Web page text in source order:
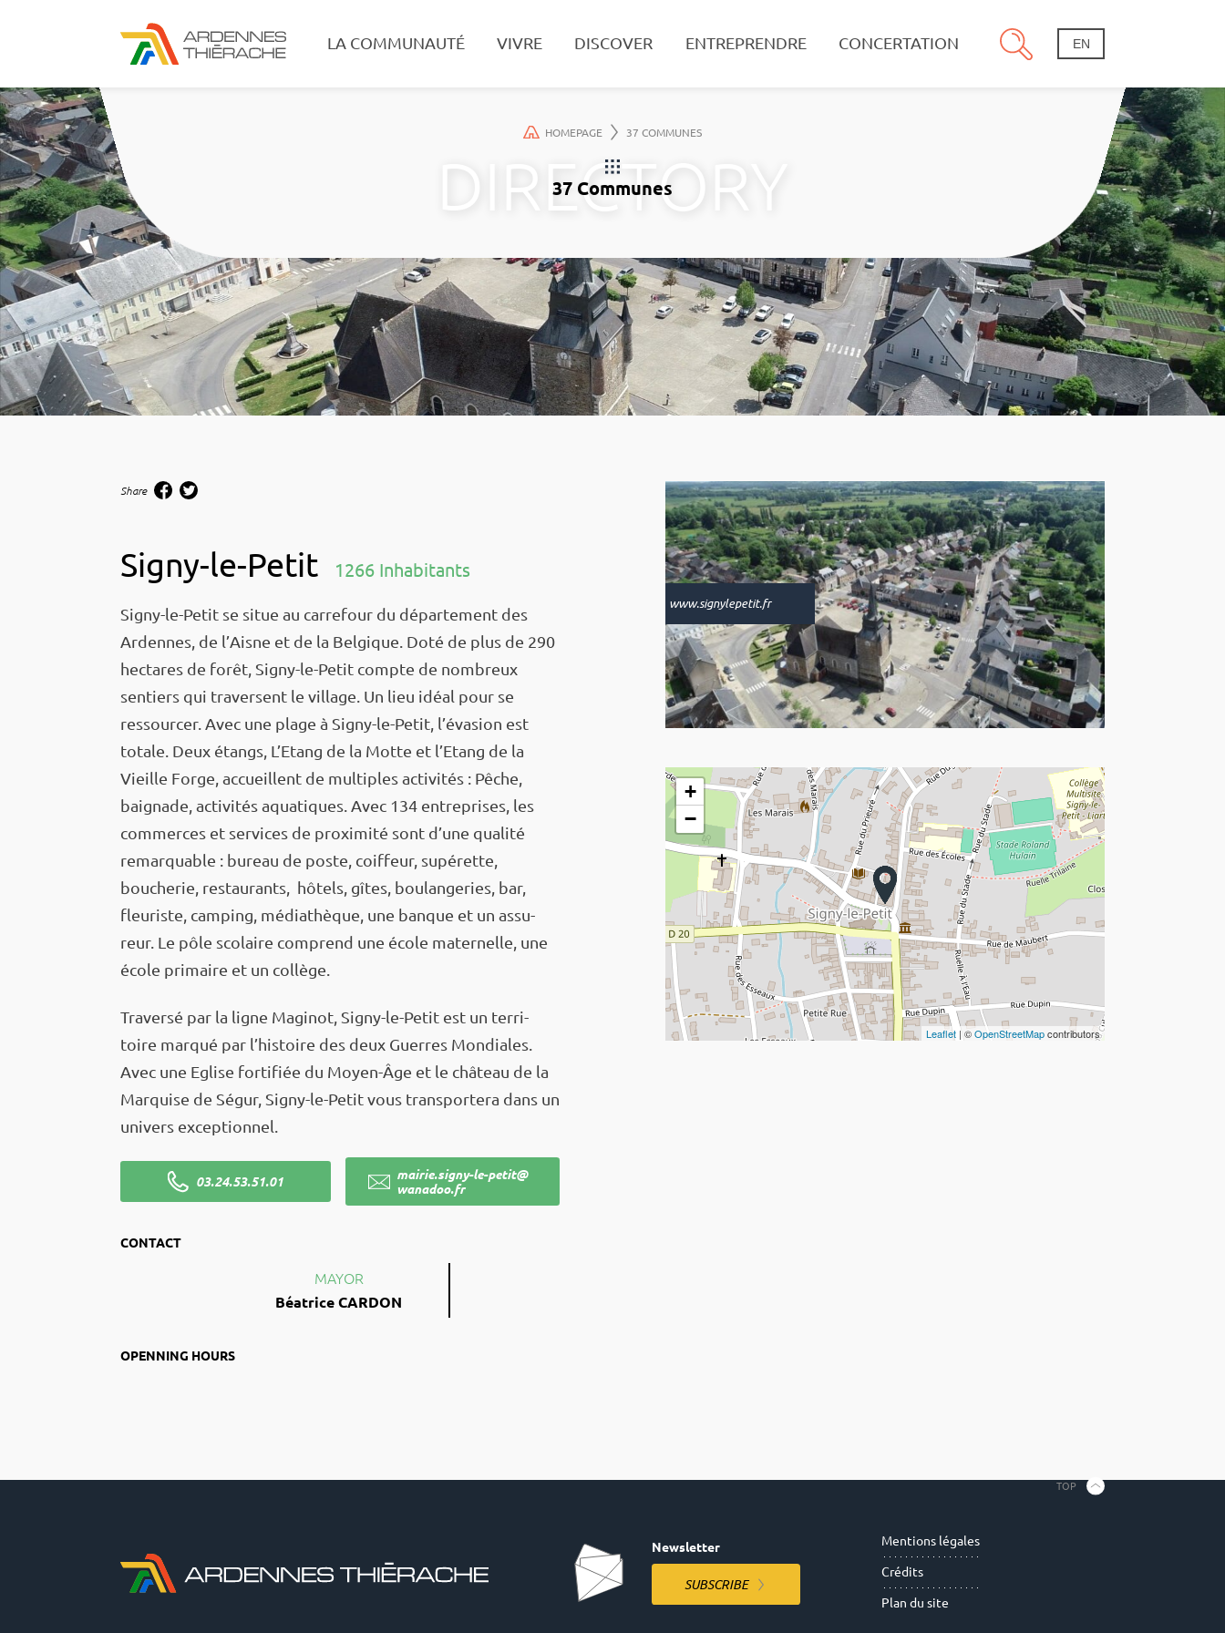
LA COMMUNAUTÉ VIVRE DISCOVER ENTREPRENDRE CONCERTATION
Search EN
HOMEPAGE 37 COMMUNES
37 Communes
Signy-le-Petit 1266 Inhabitants
Share
Signy-le-Petit se situe au carre­­­four du dépar­­­te­­­ment des
Ardennes, de l’Aisne et de la Belgique. Doté de plus de 290
hectares de forêt, Signy-le-Petit compte de nombreux
sentiers qui traversent le village. Un lieu idéal pour se
ressour­­­cer. Avec une plage à Signy-le-Petit, l’éva­­­sion est
totale. Deux étangs, L’Etang de la Motte et l’Etang de la
Vieille Forge, accueillent de multiples acti­­­vi­­­tés : Pêche,
baignade, acti­­­vi­­tés aqua­­­tiques. Avec 134 entre­­­prises, les
commerces et services de proxi­­­mité sont d’une qualité
remarquable : bureau de poste, coif­­­feur, supé­­­rette,
bouche­­­rie, restau­­­rants, hôtels, gîtes, boulan­­­ge­­­ries, bar,
fleu­­­riste, camping, média­­­thèque, une banque et un assu­­­
reur. Le pôle scolaire comprend une école mater­­­nelle, une
école primaire et un collège.
Traversé par la ligne Magi­­­not, Signy-le-Petit est un terri­­­
toire marqué par l’his­­­toire des deux Guerres Mondiales.
Avec une Eglise forti­­­fiée du Moyen-Âge et le château de la
Marquise de Ségur, Signy-le-Petit vous trans­­­por­­­tera dans un
univers excep­­­tion­­­nel.
03.24.53.51.01
mairie.signy-le-petit@
wanadoo.fr
CONTACT
MAYOR
Béatrice CARDON
OPENNING HOURS
www.signylepetit.fr
+
−
Leaflet | ©OpenStreetMapcontributors
Newsletter
SUBSCRIBE
Mentions légales
Crédits
Plan du site
TOP